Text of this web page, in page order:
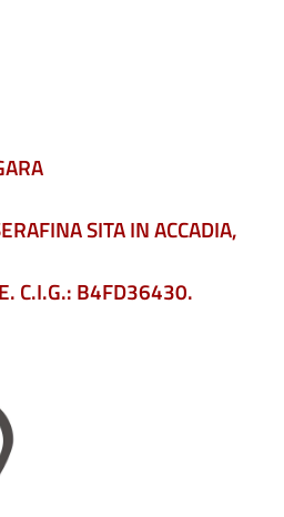
SITA IN ACCADIA,
C.I.G.: B4FD36430.